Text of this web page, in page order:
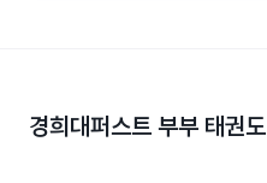
경희대퍼스트 부부 태권도